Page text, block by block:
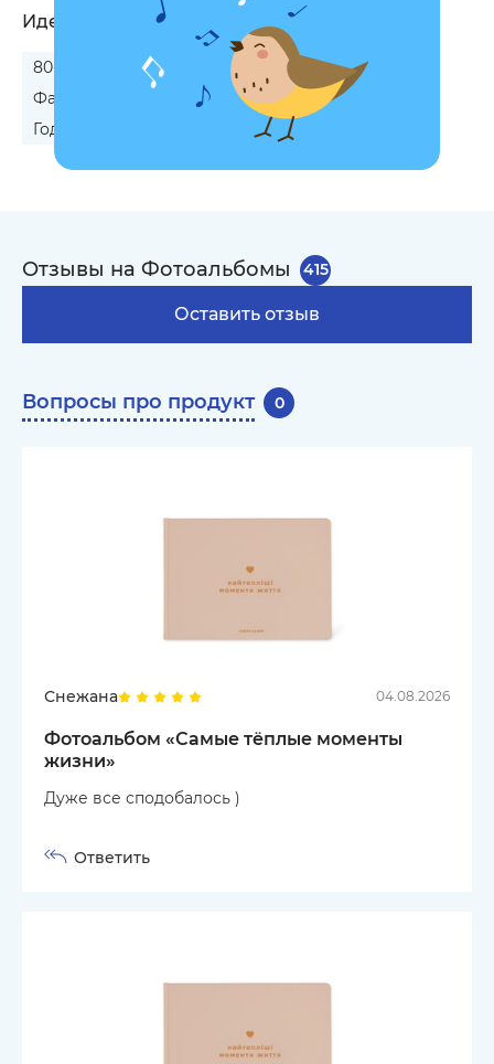
Идеальный подарок на:
80-летие для бабушки
Чугунную свадьбу
Фарфоровую свадьбу
Годовщину свадьбы родителям
Отзывы на Фотоальбомы 415
Оставить отзыв
Вопросы про продукт 0
Снежана 04.08.2026
Фотоальбом «Самые тёплые моменты
жизни»
Дуже все сподобалось )
Ответить